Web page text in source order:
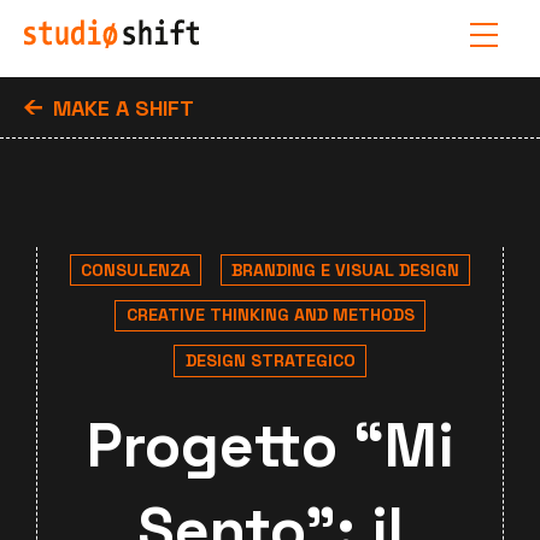
MAKE A SHIFT
CONSULENZA BRANDING E VISUAL DESIGN
CREATIVE THINKING AND METHODS
DESIGN STRATEGICO
Progetto “Mi